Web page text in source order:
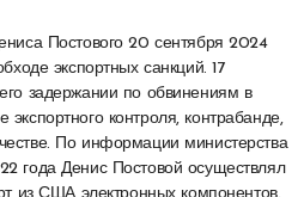
Постового 20 сентября 2024
экспортных санкций. 17
задержании по обвинениям в
контроля, контрабанде,
По информации министерства
года Денис Постовой осуществлял